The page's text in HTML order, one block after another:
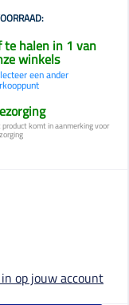
te halen in 1 van
winkels
een ander
product komt in aanmerking voor
op jouw account